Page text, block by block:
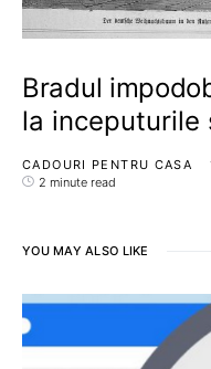
Bradul
la inceputurile
CADOURI PENTRU CASA
2 minute read
YOU MAY ALSO LIKE